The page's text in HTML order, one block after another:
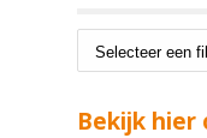
Bekijk hier